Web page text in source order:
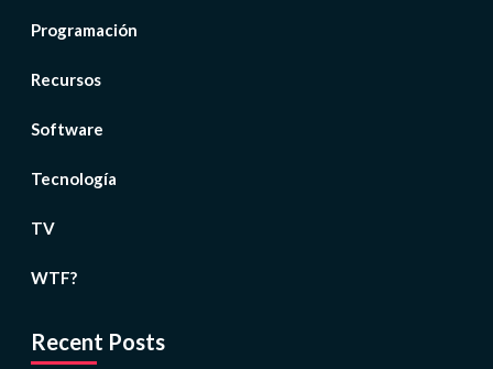
Programación
Recursos
Software
Tecnología
TV
WTF?
Recent Posts